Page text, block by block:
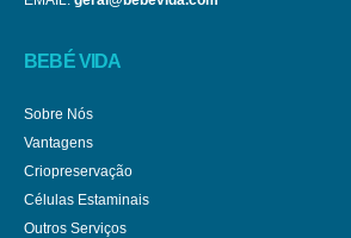
BEBÉ VIDA
Sobre Nós
Vantagens
Criopreservação
Células Estaminais
Outros Serviços